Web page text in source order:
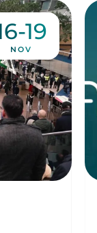
19
NOV